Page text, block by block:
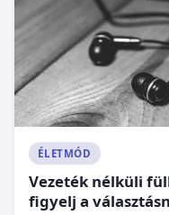
ÉLETMÓD
Vezeték nélküli
figyelj a